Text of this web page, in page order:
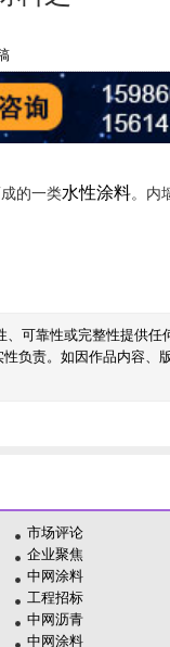
的一类水性涂料。内
可靠性或完整性提供
负责。如因作品内容、
市场评论
企业聚焦
中网涂料
工程招标
中网沥青
中网涂料